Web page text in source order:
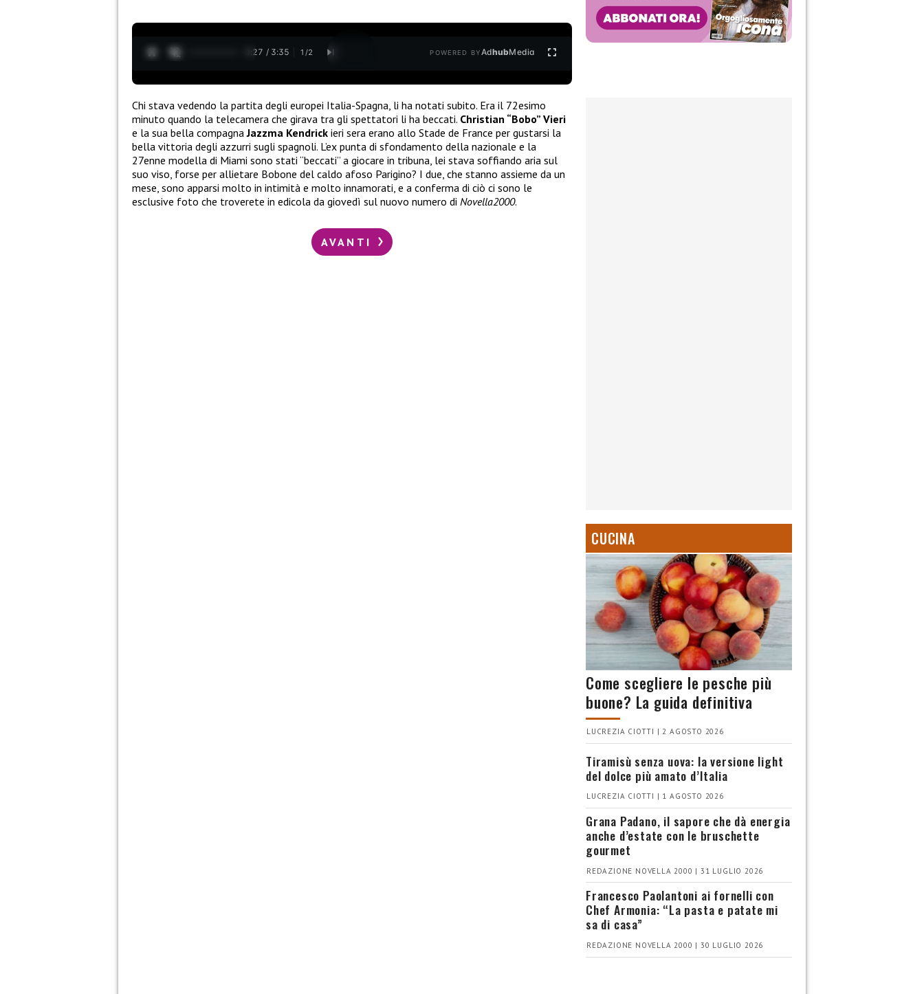
0:28 / 3:35 1 /2 POWERED BYAdhubMedia
Chi stava vedendo la partita degli europei Italia-Spagna, li ha notati subito. Era il 72esimo
minuto quando la telecamera che girava tra gli spettatori li ha beccati. Christian “Bobo” Vieri
e la sua bella compagna Jazzma Kendrick ieri sera erano allo Stade de France per gustarsi la
bella vittoria degli azzurri sugli spagnoli. L’ex punta di sfondamento della nazionale e la
27enne modella di Miami sono stati “beccati” a giocare in tribuna, lei stava soffiando aria sul
suo viso, forse per allietare Bobone del caldo afoso Parigino? I due, che stanno assieme da un
mese, sono apparsi molto in intimità e molto innamorati, e a conferma di ciò ci sono le
esclusive foto che troverete in edicola da giovedì sul nuovo numero di Novella2000.
AVANTI
CUCINA
Come scegliere le pesche più
buone? La guida definitiva
LUCREZIA CIOTTI | 2 AGOSTO 2026
Tiramisù senza uova: la versione light
del dolce più amato d’Italia
LUCREZIA CIOTTI | 1 AGOSTO 2026
Grana Padano, il sapore che dà energia
anche d’estate con le bruschette
gourmet
REDAZIONE NOVELLA 2000 | 31 LUGLIO 2026
Francesco Paolantoni ai fornelli con
Chef Armonia: “La pasta e patate mi
sa di casa”
REDAZIONE NOVELLA 2000 | 30 LUGLIO 2026